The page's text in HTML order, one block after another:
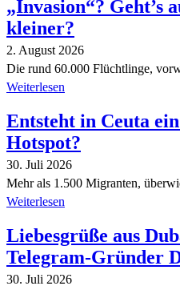
„Invasion“? Geht’s
kleiner?
2. August 2026
Die rund 60.000 Flüchtlinge,
Weiterlesen
Entsteht in Ceuta
Hotspot?
30. Juli 2026
Mehr als 1.500 Migranten,
Weiterlesen
Liebesgrüße aus
Telegram-Gründer
30. Juli 2026